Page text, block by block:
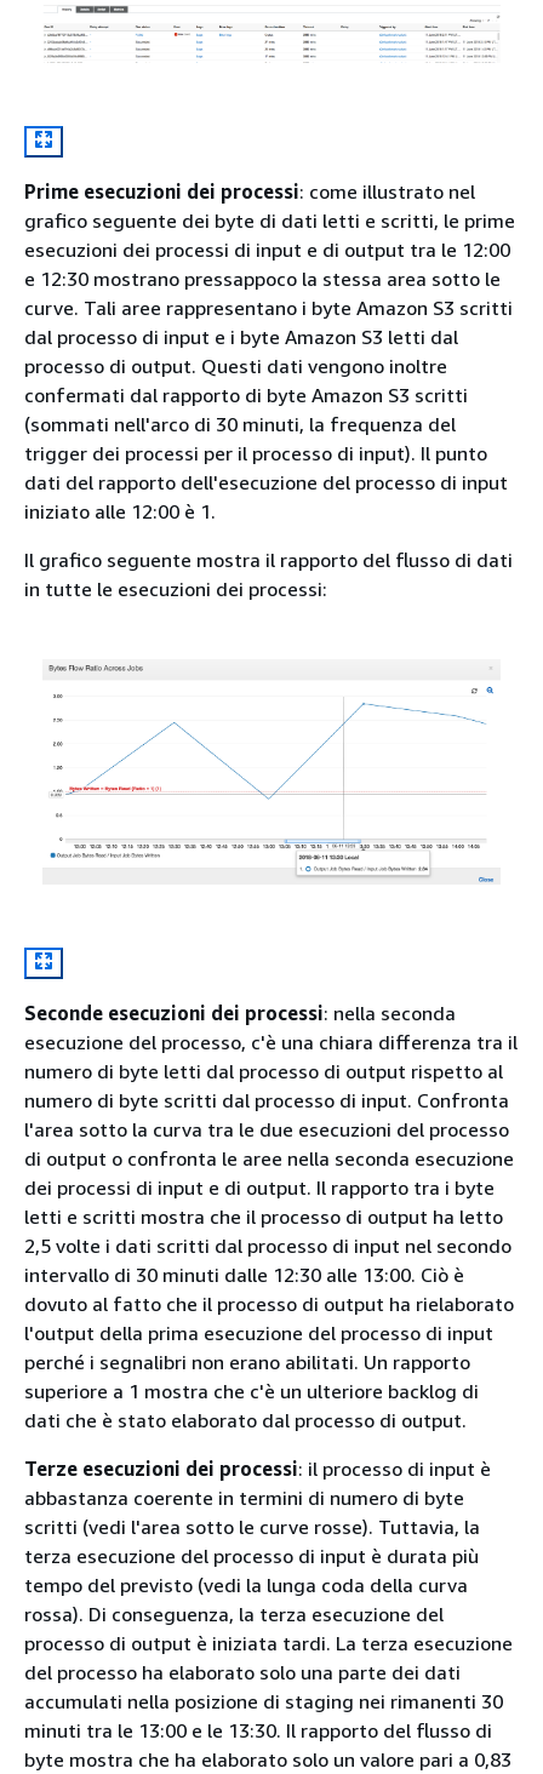
Prime esecuzioni dei processi: come illustrato nel
grafico seguente dei byte di dati letti e scritti, le prime
esecuzioni dei processi di input e di output tra le 12:00
e 12:30 mostrano pressappoco la stessa area sotto le
curve. Tali aree rappresentano i byte Amazon S3 scritti
dal processo di input e i byte Amazon S3 letti dal
processo di output. Questi dati vengono inoltre
confermati dal rapporto di byte Amazon S3 scritti
(sommati nell'arco di 30 minuti, la frequenza del
trigger dei processi per il processo di input). Il punto
dati del rapporto dell'esecuzione del processo di input
iniziato alle 12:00 è 1.
Il grafico seguente mostra il rapporto del flusso di dati
in tutte le esecuzioni dei processi:
Seconde esecuzioni dei processi: nella seconda
esecuzione del processo, c'è una chiara differenza tra il
numero di byte letti dal processo di output rispetto al
numero di byte scritti dal processo di input. Confronta
l'area sotto la curva tra le due esecuzioni del processo
di output o confronta le aree nella seconda esecuzione
dei processi di input e di output. Il rapporto tra i byte
letti e scritti mostra che il processo di output ha letto
2,5 volte i dati scritti dal processo di input nel secondo
intervallo di 30 minuti dalle 12:30 alle 13:00. Ciò è
dovuto al fatto che il processo di output ha rielaborato
l'output della prima esecuzione del processo di input
perché i segnalibri non erano abilitati. Un rapporto
superiore a 1 mostra che c'è un ulteriore backlog di
dati che è stato elaborato dal processo di output.
Terze esecuzioni dei processi: il processo di input è
abbastanza coerente in termini di numero di byte
scritti (vedi l'area sotto le curve rosse). Tuttavia, la
terza esecuzione del processo di input è durata più
tempo del previsto (vedi la lunga coda della curva
rossa). Di conseguenza, la terza esecuzione del
processo di output è iniziata tardi. La terza esecuzione
del processo ha elaborato solo una parte dei dati
accumulati nella posizione di staging nei rimanenti 30
minuti tra le 13:00 e le 13:30. Il rapporto del flusso di
byte mostra che ha elaborato solo un valore pari a 0,83